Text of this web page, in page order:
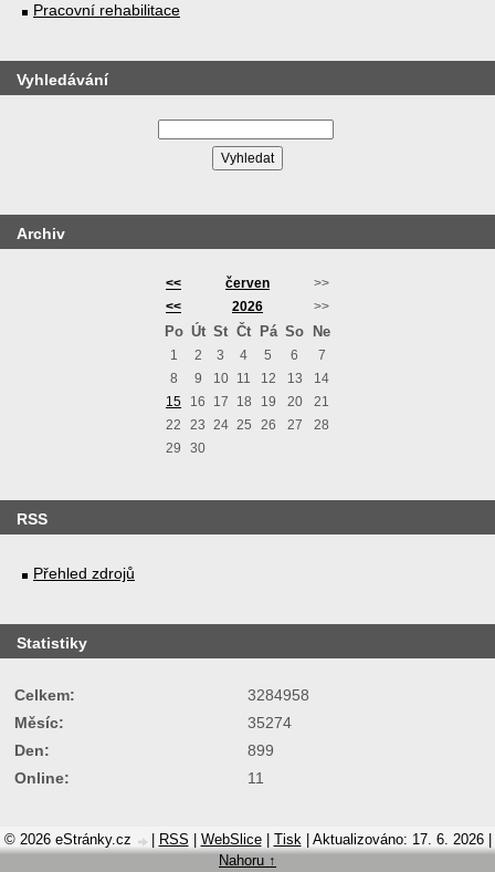
Pracovní rehabilitace
Vyhledávání
Archiv
<< červen
>>
<<
2026 >>
Po Út St Čt Pá So Ne
1 2 3 4 5 6
7
8
9 10 11 12 13
14
15
16 17 18 19 20
21
22
23 24 25 26 27
28
29
30
RSS
Přehled zdrojů
Statistiky
Online: 11
Celkem:
3284958
Měsíc:
35274
Den:
899
© 2026 eStránky.cz RSS WebSlice Tisk| Aktualizováno: 17. 6. 2026|
Nahoru ↑